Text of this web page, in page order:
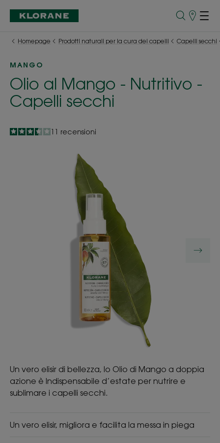
Punti
Homepage Prodotti naturali per la cura dei capelli Capelli secchi
MANGO
Olio al Mango - Nutritivo -
Capelli secchi
3.5
/511 recensioni
Un vero elisir di bellezza, lo Olio di Mango a doppia
azione è Indispensabile d’estate per nutrire e
sublimare i capelli secchi.
Un vero elisir, migliora e facilita la messa in piega